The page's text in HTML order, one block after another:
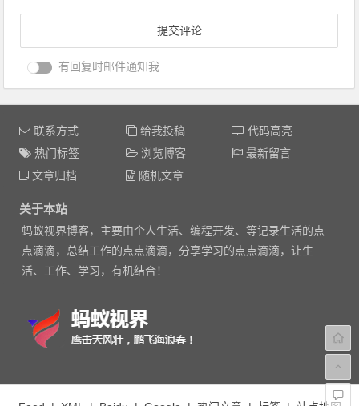
有回复时邮件通知我
联系方式 给我投稿
代码高亮
热门标签
浏览博客
最新留言
文章归档
随机文章
关于本站
蚂蚁视界博客，主要由个人生活、编程开发、等记录生活的点
点滴滴，总结工作的点点滴滴，分享学习的点点滴滴，让生
活、工作、学习，有机结合！